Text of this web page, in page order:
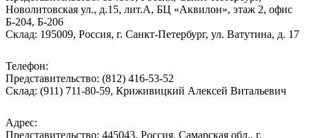
Новолитовская ул., д.15, лит.А, БЦ «Аквилон», этаж 2, офис
Б-204, Б-206
Склад: 195009, Россия, г. Санкт-Петербург, ул. Ватутина, д. 17
Телефон:
Представительство: (812) 416-53-52
Склад: (911) 711-80-59, Криживицкий Алексей Витальевич
Адрес:
Представительство: 445043, Россия, Самарская обл., г.